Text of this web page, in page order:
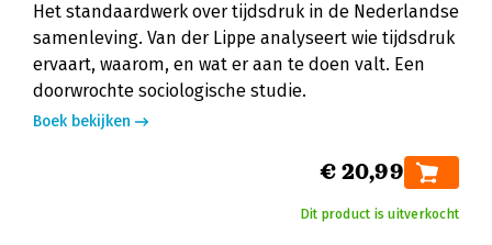
Het standaardwerk over tijdsdruk in de Nederlandse
samenleving. Van der Lippe analyseert wie tijdsdruk
ervaart, waarom, en wat er aan te doen valt. Een
doorwrochte sociologische studie.
Boek bekijken
€ 20,99
Dit product is uitverkocht